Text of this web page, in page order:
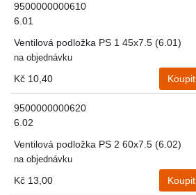
9500000000610
6.01
Ventilová podložka PS 1 45x7.5 (6.01)
na objednávku
Kč 10,40 Koupit
9500000000620
6.02
Ventilová podložka PS 2 60x7.5 (6.02)
na objednávku
Kč 13,00 Koupit